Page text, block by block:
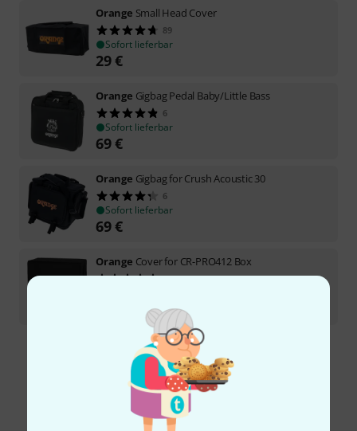
Orange Small Head Cover
89
Sofort lieferbar
29€
Orange Gigbag Pedal Baby/Little Bass
6
Sofort lieferbar
69€
Orange Gigbag for Crush Acoustic 30
6
Sofort lieferbar
69€
Orange Cover for CR-PRO412 Box
1
Kostenloser Versand ab 29 €
Alle Preise inkl. MwSt.